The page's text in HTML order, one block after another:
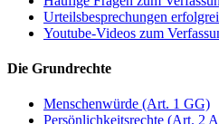
Urteilsbesprechungen
Youtube-Videos zum
Die Grundrechte
Menschenwürde (Art. 1 GG)
Persönlichkeitsrechte (Art. 2